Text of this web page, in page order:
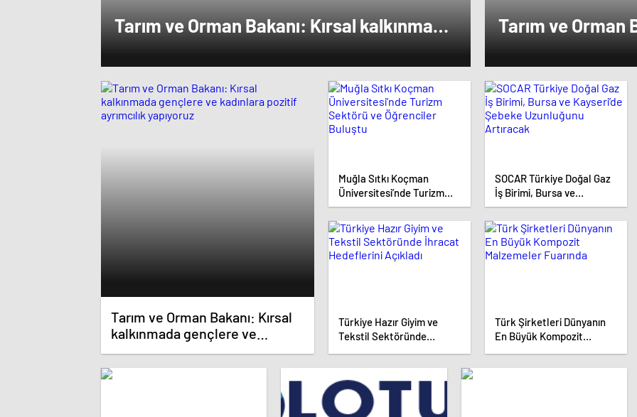
Tarım ve Orman Bakanı: Kırsal kalkınmada
gençlere ve kadınlara pozitif ayrımcılık
yapıyoruz
Tarım ve Orman
gençlere ve
yapıyoruz
Tarım ve Orman Bakanı: Kırsal
kalkınmada gençlere ve
kadınlara pozitif ayrımcılık
yapıyoruz
Muğla Sıtkı Koçman
Üniversitesi’nde Turizm
Sektörü ve Öğrenciler
Buluştu
SOCAR Türkiye Doğal Gaz
İş Birimi, Bursa ve
Kayseri’de Şebeke
Uzunluğunu Artıracak
Türkiye Hazır Giyim ve
Tekstil Sektöründe
Türk Şirketleri Dünyanın
En Büyük Kompozit